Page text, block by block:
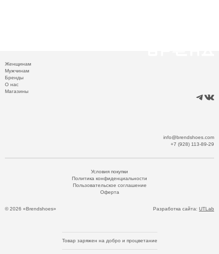
Женщинам
Мужчинам
Бренды
О нас
Магазины
info@brendshoes.com
+7 (928) 113-89-29
© 2026 «Brendshoes»
Условия покупки
Политика конфиденциальности
Пользовательское соглашение
Оферта
Разработка сайта: UTLab
Товар заряжен на добро и процветание